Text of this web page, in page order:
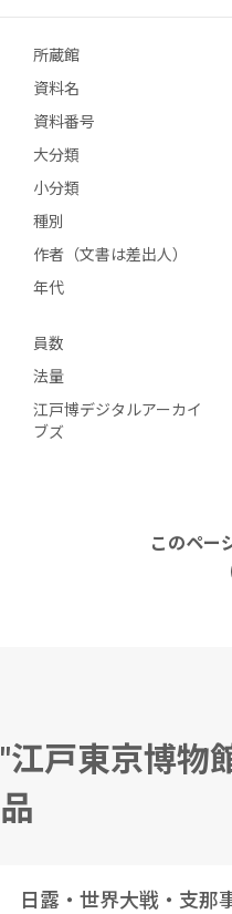
所蔵館
資料名
資料番号
大分類
小分類
種別
作者（文書は差出人）
年代
員数
法量
江戸博デジタルアーカイ
ブズ
このペー
"江戸東京博物
品